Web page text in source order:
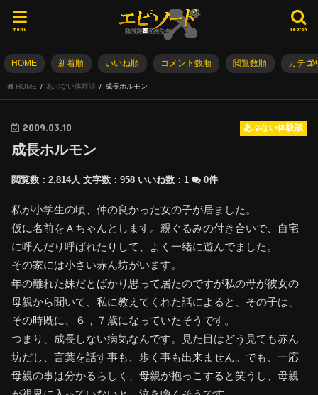
search
menu
HOME 新着順 いいね順 コメント数順 閲覧数順 カテゴ
HOME あぶない体験談 成長ホルモン
あぶない体験談
2009.03.10
成長ホルモン
閲覧数：2,814人 文字数：958 いいね数： 1 0件
私が小学生の頃、仲の良かった女の子が居ました。
仮に名前をＡちゃんとします。親ぐるみの付き合いで、自宅
に呼んだり呼ばれたりして、よく一緒に遊んでました。
その家には小さい赤ん坊がいます。
年の離れた妹だとばかり思って居たのですが私の母が彼女の
母親から聞いて、私に教えてくれた話によると、その子は、
その時既に、６，７歳になっていたそうです。
つまり、成長しない病気なんです。見た目はどう見ても赤ん
坊だし、言葉を話す事も、歩く事も出来ません。でも、一応
母親の事は分かるらしく、母親が抱っこすると笑うし、母親